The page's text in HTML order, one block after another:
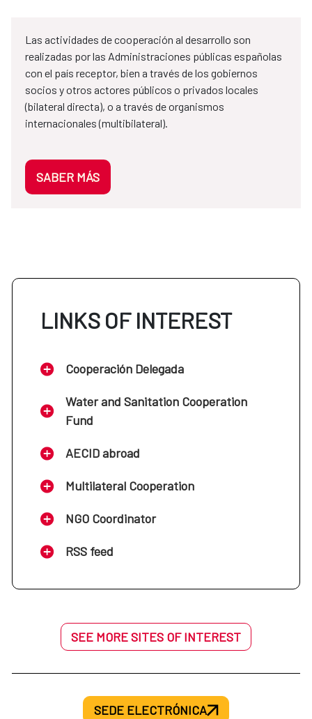
Las actividades de cooperación al desarrollo son
realizadas por las Administraciones públicas españolas
con el país receptor, bien a través de los gobiernos
socios y otros actores públicos o privados locales
(bilateral directa), o a través de organismos
internacionales (multibilateral).
SABER MÁS
LINKS OF INTEREST
Cooperación Delegada
Water and Sanitation Cooperation
Fund
AECID abroad
Multilateral Cooperation
NGO Coordinator
RSS feed
SEE MORE SITES OF INTEREST
SEDE ELECTRÓNICA